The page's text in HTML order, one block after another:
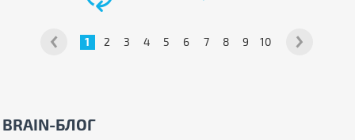
1 2 3 4 5 6 7 8 9 10
BRAIN-БЛОГ